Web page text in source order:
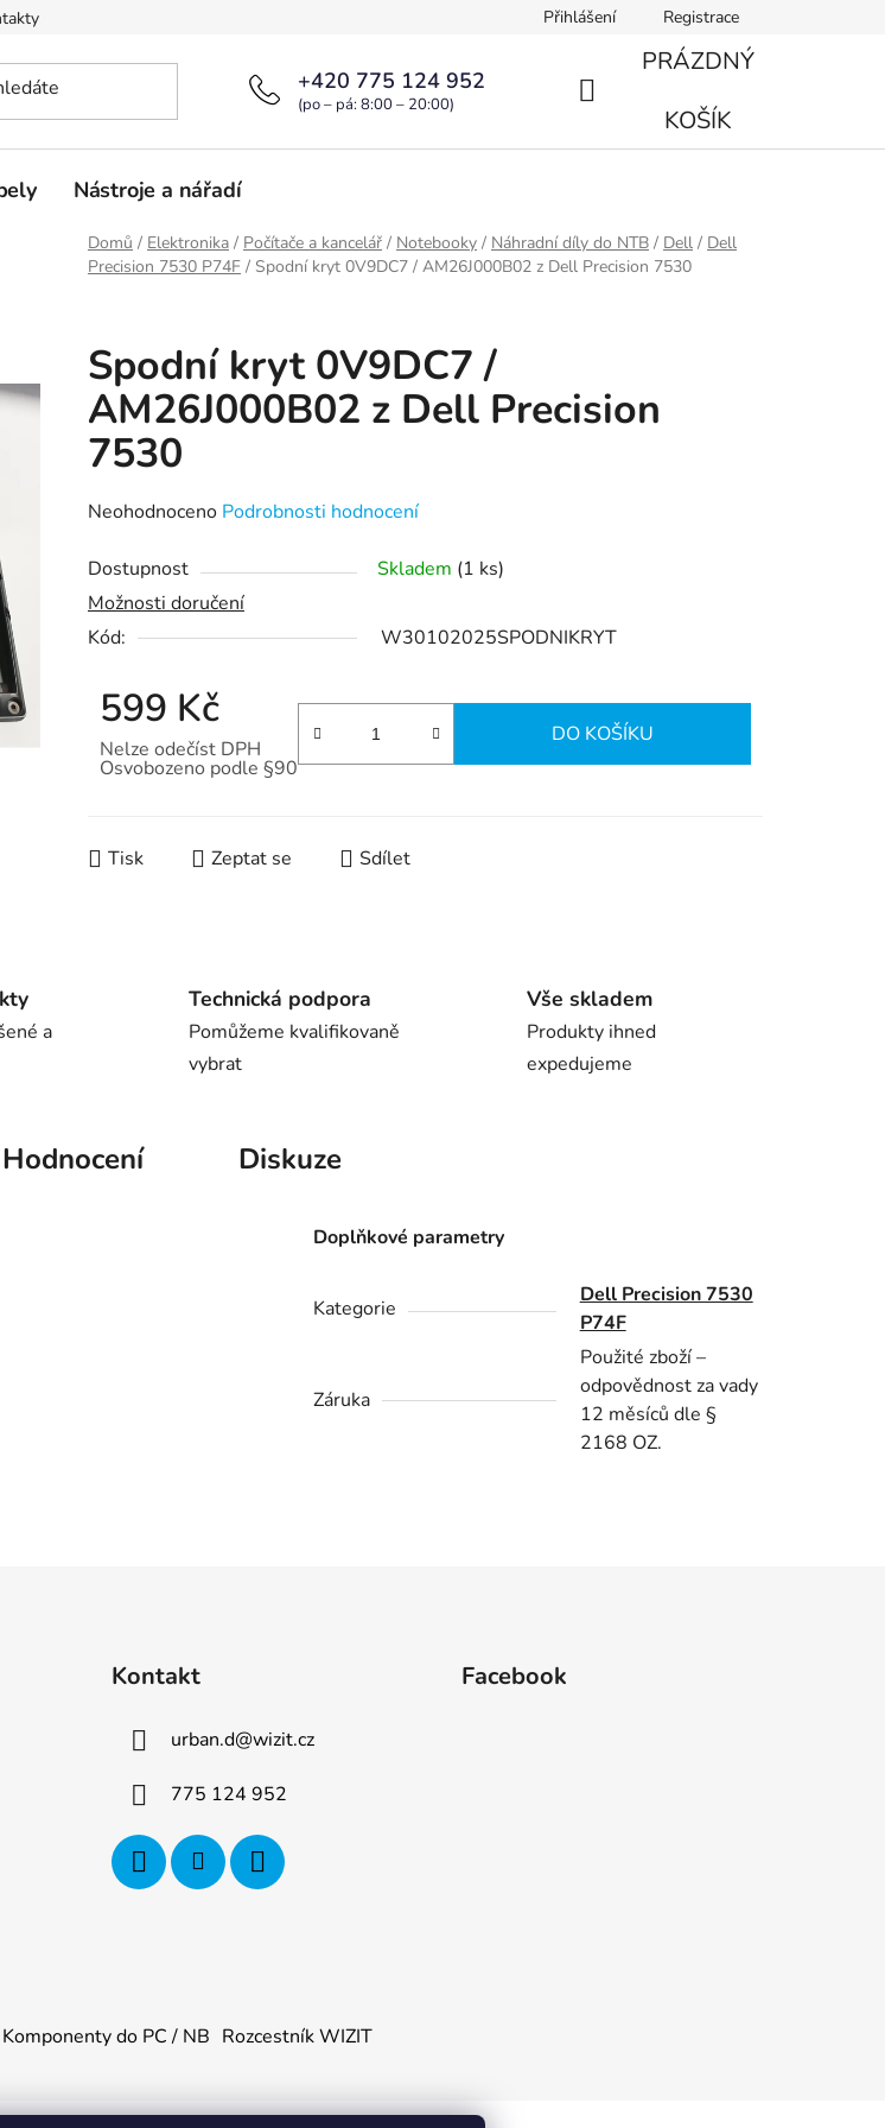
Přihlášení Registrace
+420 775 124 952
(po – pá: 8:00 – 20:00)
NÁKUPNÍ
PRÁZDNÝ
KOŠÍK
Nástroje a nářadí
Domů / Elektronika / Počítače a kancelář / Notebooky / Náhradní díly do NTB / Dell / Dell
Precision 7530 P74F / Spodní kryt 0V9DC7 / AM26J000B02 z Dell Precision 7530
Spodní kryt 0V9DC7 /
AM26J000B02 z Dell Precision
7530
Průměrné
produktu
je
0,0
hvězdiček.
Neohodnoceno Podrobnosti hodnocení
Dostupnost Skladem (1 ks)
Možnosti doručení
Kód:
W30102025SPODNIKRYT
599 Kč
Nelze odečíst DPH
Osvobozeno podle §90
DO KOŠÍKU
Tisk Zeptat se Sdílet
a
Technická podpora
Pomůžeme kvalifikovaně
vybrat
Vše skladem
Produkty ihned
expedujeme
Hodnocení Diskuze
Doplňkové parametry
Kategorie
Dell Precision 7530
P74F
Záruka
Použité zboží –
odpovědnost za vady
12 měsíců dle §
2168 OZ.
Kontakt
urban.d@wizit.cz
775 124 952
Facebook
Komponenty do PC / NB Rozcestník WIZIT